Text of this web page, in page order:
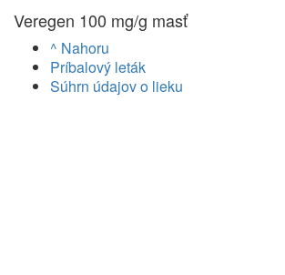
Veregen 100 mg/g masť
^ Nahoru
Príbalový leták
Súhrn údajov o lieku